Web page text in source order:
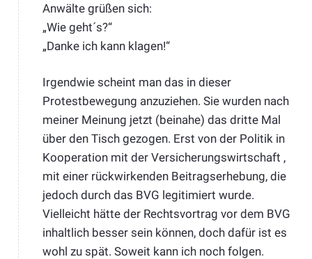
Anwälte grüßen sich:
„Wie geht´s?“
„Danke ich kann klagen!“
Irgendwie scheint man das in dieser
Protestbewegung anzuziehen. Sie wurden nach
meiner Meinung jetzt (beinahe) das dritte Mal
über den Tisch gezogen. Erst von der Politik in
Kooperation mit der Versicherungswirtschaft ,
mit einer rückwirkenden Beitragserhebung, die
jedoch durch das BVG legitimiert wurde.
Vielleicht hätte der Rechtsvortrag vor dem BVG
inhaltlich besser sein können, doch dafür ist es
wohl zu spät. Soweit kann ich noch folgen.